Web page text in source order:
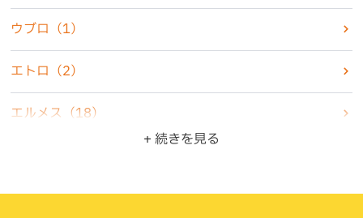
香水（7）
古銭・古紙幣
骨董品 （5）
（10）
ウブロ （1）
エトロ （2）
エルメス （18）
カシオ（3）
+ 続きを見る